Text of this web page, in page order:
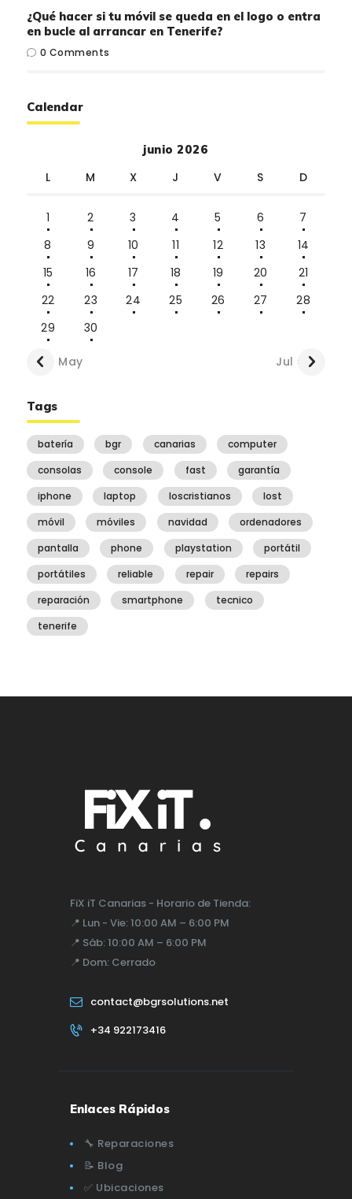
¿Qué hacer si tu móvil se queda en el logo o entra
en bucle al arrancar en Tenerife?
0 Comments
Calendar
junio 2026
L M X J V S D
1 2 3 4 5 6
7
8
9 10 11 12 13
14
15
16 17 18 19 20
21
22
23 24 25 26 27
28
29
30
« May Jul »
Tags
batería bgr canarias
computer
consolas
console fast
garantía
iphone
laptop loscristianos
lost
móvil
móviles navidad
ordenadores
pantalla
phone playstation
portátil
portátiles
reliable repair
repairs
reparación
smartphone
tecnico
tenerife
FiX iT Canarias - Horario de Tienda:
📍 Lun - Vie: 10:00 AM – 6:00 PM
📍 Sáb: 10:00 AM – 6:00 PM
📍 Dom: Cerrado
contact@bgrsolutions.net
+34 922173416
Enlaces Rápidos
🔧 Reparaciones
📝 Blog
✅ Ubicaciones